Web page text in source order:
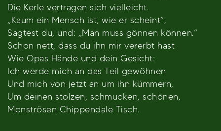
Die Kerle vertragen sich vielleicht.
„Kaum ein Mensch ist, wie er scheint“,
Sagtest du, und: „Man muss gönnen können.“
Schon nett, dass du ihn mir vererbt hast
Wie Opas Hände und dein Gesicht:
Ich werde mich an das Teil gewöhnen
Und mich von jetzt an um ihn kümmern,
Um deinen stolzen, schmucken, schönen,
Monströsen Chippendale Tisch.